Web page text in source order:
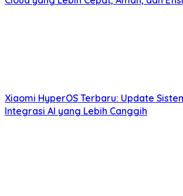
Xiaomi HyperOS Terbaru: Update
Integrasi AI yang Lebih Canggih